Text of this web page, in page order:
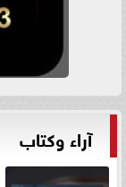
آراء وكتاب